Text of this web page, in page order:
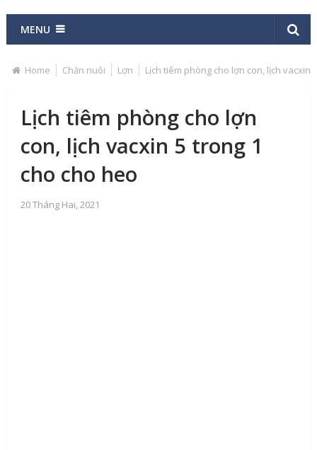
MENU
Home Chăn nuôi Lợn Lịch tiêm phòng cho lợn con, lịch vacxin
Lịch tiêm phòng cho lợn
con, lịch vacxin 5 trong 1
cho cho heo
20 Tháng Hai, 2021